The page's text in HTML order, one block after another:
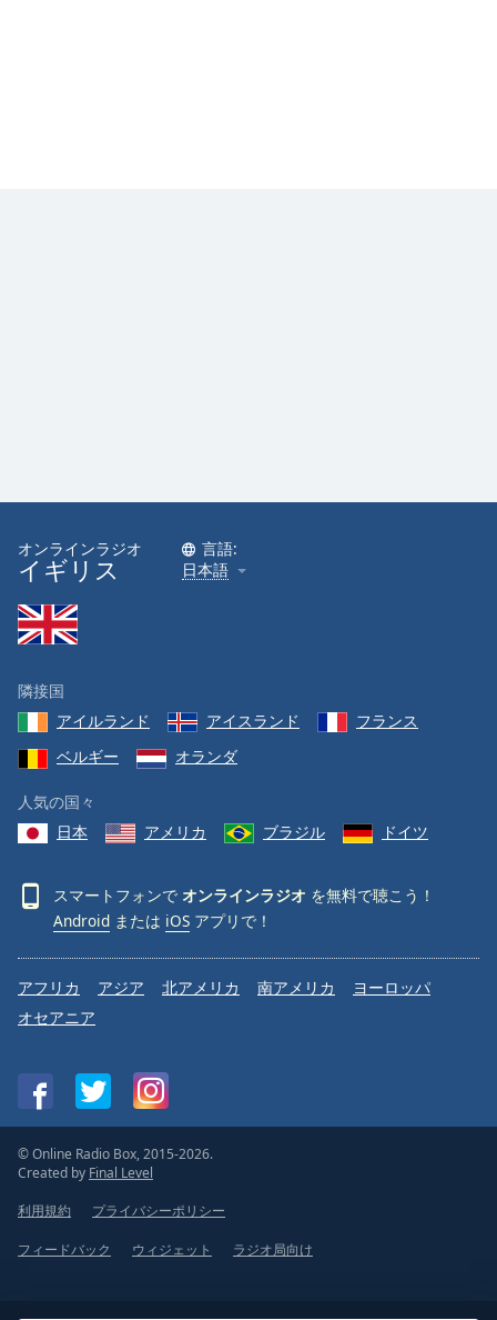
オンラインラジオ
イギリス
言語:
日本語
隣接国
アイルランド
アイスランド
フランス
ベルギー
オランダ
人気の国々
日本
アメリカ ブラジル ドイツ
スマートフォンで オンラインラジオ を無料で聴こう！
Android または iOS アプリで！
アフリカ アジア 北アメリカ 南アメリカ
ヨーロッパ
オセアニア
© Online Radio Box, 2015-2026.
Created by Final Level
利用規約
プライバシーポリシー
フィードバック ウィジェット ラジオ局向け